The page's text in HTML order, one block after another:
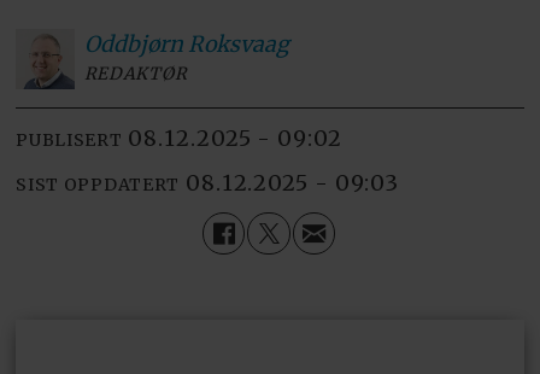
Oddbjørn Roksvaag
REDAKTØR
PUBLISERT 08.12.2025 - 09:02
SIST OPPDATERT 08.12.2025 - 09:03